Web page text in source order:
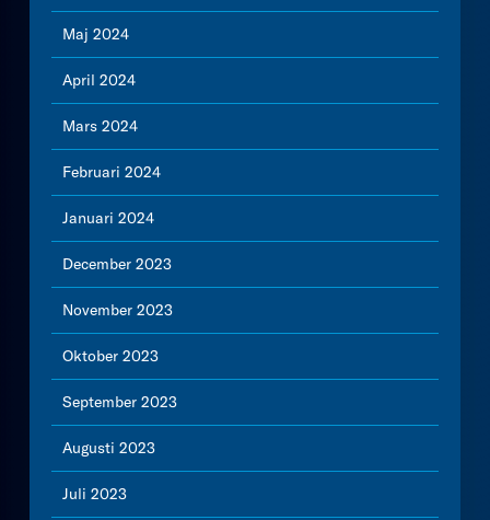
Maj 2024
April 2024
Mars 2024
Februari 2024
Januari 2024
December 2023
November 2023
Oktober 2023
September 2023
Augusti 2023
Juli 2023